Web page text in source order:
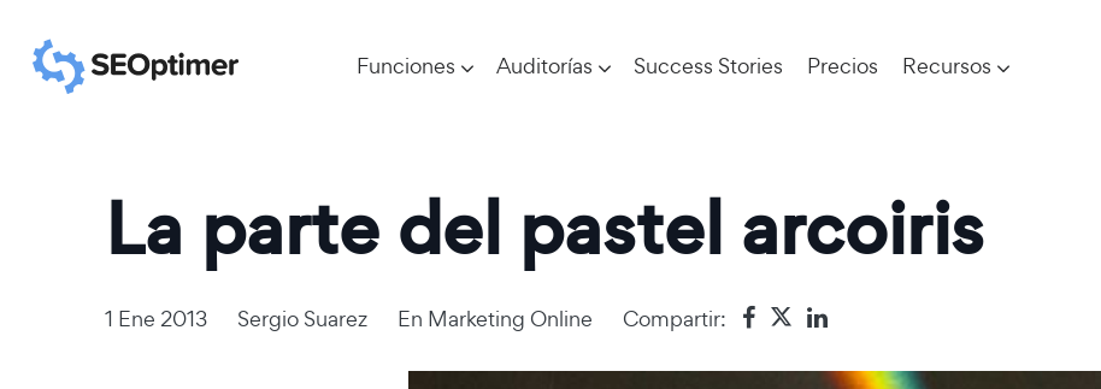
Funciones Auditorías Success Stories Precios Recursos
La parte del pastel arcoiris
1 Ene 2013 Sergio Suarez En Marketing Online Compartir: